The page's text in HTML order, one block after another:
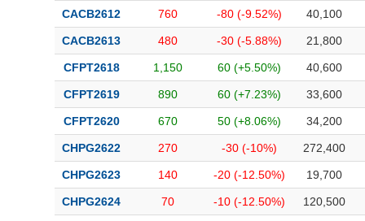
CACB2612 760 -80 (-9.52%) 40,100
CACB2613 480 -30 (-5.88%) 21,800
CFPT2618 1,150 60 (+5.50%) 40,600
CFPT2619 890 60 (+7.23%) 33,600
CFPT2620 670 50 (+8.06%) 34,200
CHPG2622 270 -30 (-10%) 272,400
CHPG2623 140 -20 (-12.50%) 19,700
CHPG2624 70 -10 (-12.50%) 120,500